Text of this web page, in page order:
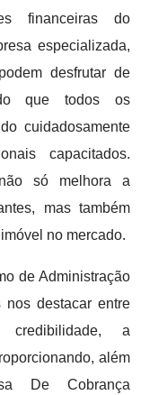
financeiras do
especializada,
desfrutar de
que todos os
cuidadosamente
capacitados.
só melhora a
mas também
no mercado.
de Administração
nos destacar entre
a
além
De Cobrança